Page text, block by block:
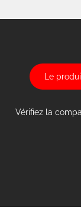
Le
Vérifiez la